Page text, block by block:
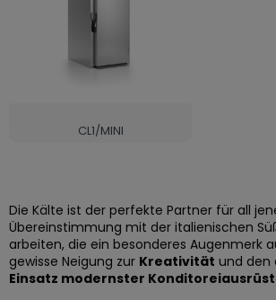
CL1/MINI
Die Kälte ist der perfekte Partner für all
Übereinstimmung mit der italienischen
arbeiten, die ein besonderes Augenmerk
gewisse Neigung zur Kreativität und den
Einsatz modernster